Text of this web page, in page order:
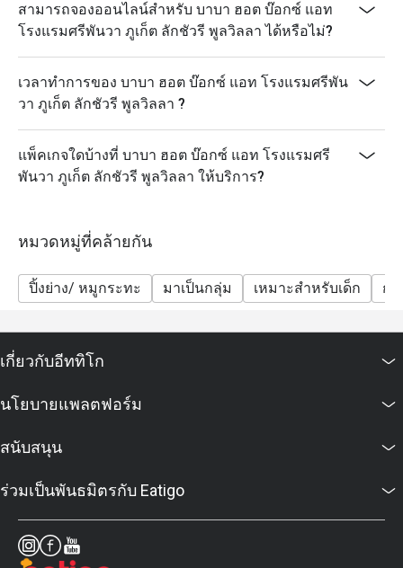
สามารถจองออนไลน์สำหรับ บาบา ฮอต บ๊อกซ์ แอท
โรงแรมศรีพันวา ภูเก็ต ลักชัวรี พูลวิลลา ได้หรือไม่?
เวลาทำการของ บาบา ฮอต บ๊อกซ์ แอท โรงแรมศรีพัน
วา ภูเก็ต ลักชัวรี พูลวิลลา ?
แพ็คเกจใดบ้างที่ บาบา ฮอต บ๊อกซ์ แอท โรงแรมศรี
พันวา ภูเก็ต ลักชัวรี พูลวิลลา ให้บริการ?
หมวดหมู่ที่คล้ายกัน
ปิ้งย่าง/ หมูกระทะ มาเป็นกลุ่ม เหมาะสำหรับเด็ก ก
เกี่ยวกับอีททิโก
นโยบายแพลตฟอร์ม
สนับสนุน
ร่วมเป็นพันธมิตรกับ Eatigo